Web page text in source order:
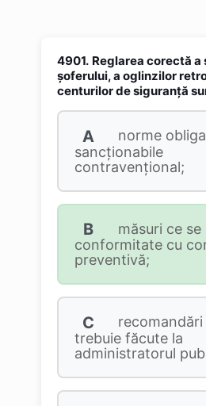
4901. Reglarea corectă a
șoferului, a oglinzilor
centurilor de siguranță
A
norme
sancționabile
contravențional;
B
măsuri ce se
conformitate cu
preventivă;
C
recomandări
trebuie făcute la
administratorul